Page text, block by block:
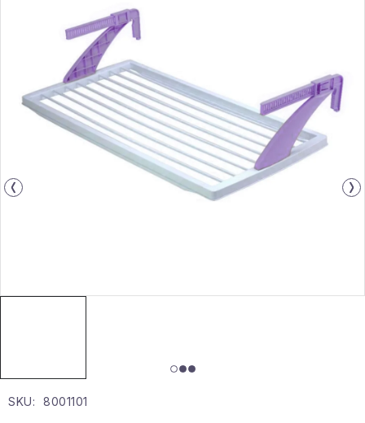
Hobbi és kert
Gyűjtemény
Egészség és szépség
Sport és szabadban
Gyermekeknek
Karácsonyi esemény
SKU: 8001101